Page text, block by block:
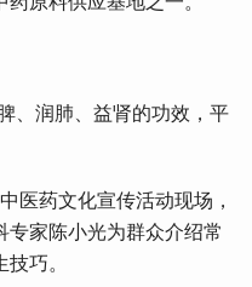
润肺、益肾的功效，平
药文化宣传活动现场，
专家陈小光为群众介绍常
巧。